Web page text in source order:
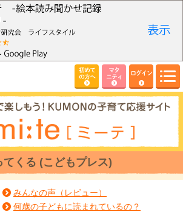
初めて
の方へ
マタ
ニティ
ログイン
くる (こどもプレス)
みんなの声（レビュー）
何歳の子どもに読まれているの？